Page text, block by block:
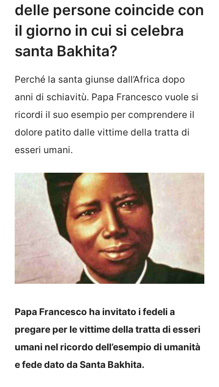
delle persone coincide con
il giorno in cui si celebra
santa Bakhita?
Perché la santa giunse dall’Africa dopo
anni di schiavitù. Papa Francesco vuole si
ricordi il suo esempio per comprendere il
dolore patito dalle vittime della tratta di
esseri umani.
Papa Francesco ha invitato i fedeli a
pregare per le vittime della tratta di esseri
umani nel ricordo dell’esempio di umanità
e fede dato da Santa Bakhita.